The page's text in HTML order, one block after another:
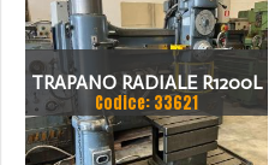
TRAPANO RADIALE R1200L
Codice: 33621